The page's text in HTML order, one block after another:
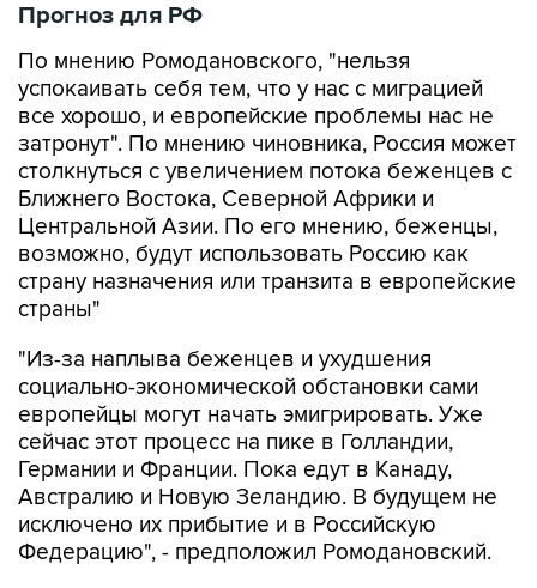
Прогноз для РФ
По мнению Ромодановского, "нельзя
успокаивать себя тем, что у нас с миграцией
все хорошо, и европейские проблемы нас не
затронут". По мнению чиновника, Россия может
столкнуться с увеличением потока беженцев с
Ближнего Востока, Северной Африки и
Центральной Азии. По его мнению, беженцы,
возможно, будут использовать Россию как
страну назначения или транзита в европейские
страны"
"Из-за наплыва беженцев и ухудшения
социально-экономической обстановки сами
европейцы могут начать эмигрировать. Уже
сейчас этот процесс на пике в Голландии,
Германии и Франции. Пока едут в Канаду,
Австралию и Новую Зеландию. В будущем не
исключено их прибытие и в Российскую
Федерацию", - предположил Ромодановский.